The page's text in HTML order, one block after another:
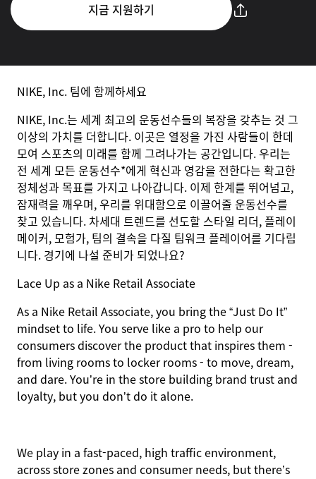
지금 지원하기
NIKE, Inc. 팀에 함께하세요
NIKE, Inc.는 세계 최고의 운동선수들의 복장을 갖추는 것 그
이상의 가치를 더합니다. 이곳은 열정을 가진 사람들이 한데
모여 스포츠의 미래를 함께 그려나가는 공간입니다. 우리는
전 세계 모든 운동선수*에게 혁신과 영감을 전한다는 확고한
정체성과 목표를 가지고 나아갑니다. 이제 한계를 뛰어넘고,
잠재력을 깨우며, 우리를 위대함으로 이끌어줄 운동선수를
찾고 있습니다. 차세대 트렌드를 선도할 스타일 리더, 플레이
메이커, 모험가, 팀의 결속을 다질 팀워크 플레이어를 기다립
니다. 경기에 나설 준비가 되었나요?
Lace Up as a Nike Retail Associate
As a Nike Retail Associate, you bring the “Just Do It”
mindset to life. You serve like a pro to help our
consumers discover the product that inspires them -
from living rooms to locker rooms - to move, dream,
and dare. You’re in the store building brand trust and
loyalty, but you don’t do it alone.
We play in a fast-paced, high traffic environment,
across store zones and consumer needs, but there’s